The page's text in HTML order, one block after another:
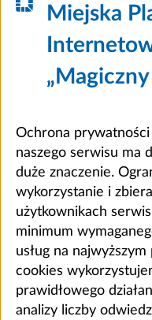
Miejska
Ochrona
naszego serwisu ma
duże znaczenie.
wykorzystanie i
użytkownikach
minimum
usług na
cookies
prawidłowego
analizy liczby